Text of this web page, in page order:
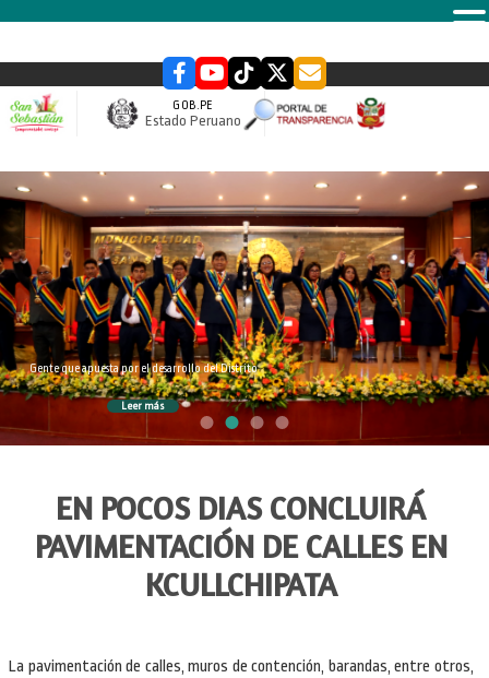
GOB.PE
Estado Peruano
slider
Gente que apuesta por el desarrollo del Distrito
Leer más
EN POCOS DIAS CONCLUIRÁ
PAVIMENTACIÓN DE CALLES EN
KCULLCHIPATA
La pavimentación de calles, muros de contención, barandas, entre otros,